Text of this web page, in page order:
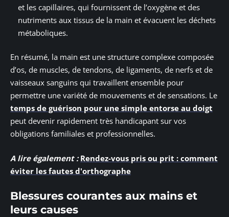
et les capillaires, qui fournissent de l’oxygène et des
nutriments aux tissus de la main et évacuent les déchets
métaboliques.
En résumé, la main est une structure complexe composée
d’os, de muscles, de tendons, de ligaments, de nerfs et de
vaisseaux sanguins qui travaillent ensemble pour
permettre une variété de mouvements et de sensations. Le
temps de guérison pour une simple entorse au doigt
peut devenir rapidement très handicapant sur vos
obligations familiales et professionnelles.
A lire également : Rendez-vous pris ou prit : comment
éviter les fautes d'orthographe
Blessures courantes aux mains et
leurs causes